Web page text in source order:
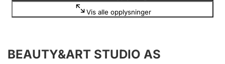
Årsrekneskap
Vis alle opplysninger
BEAUTY&ART STUDIO AS